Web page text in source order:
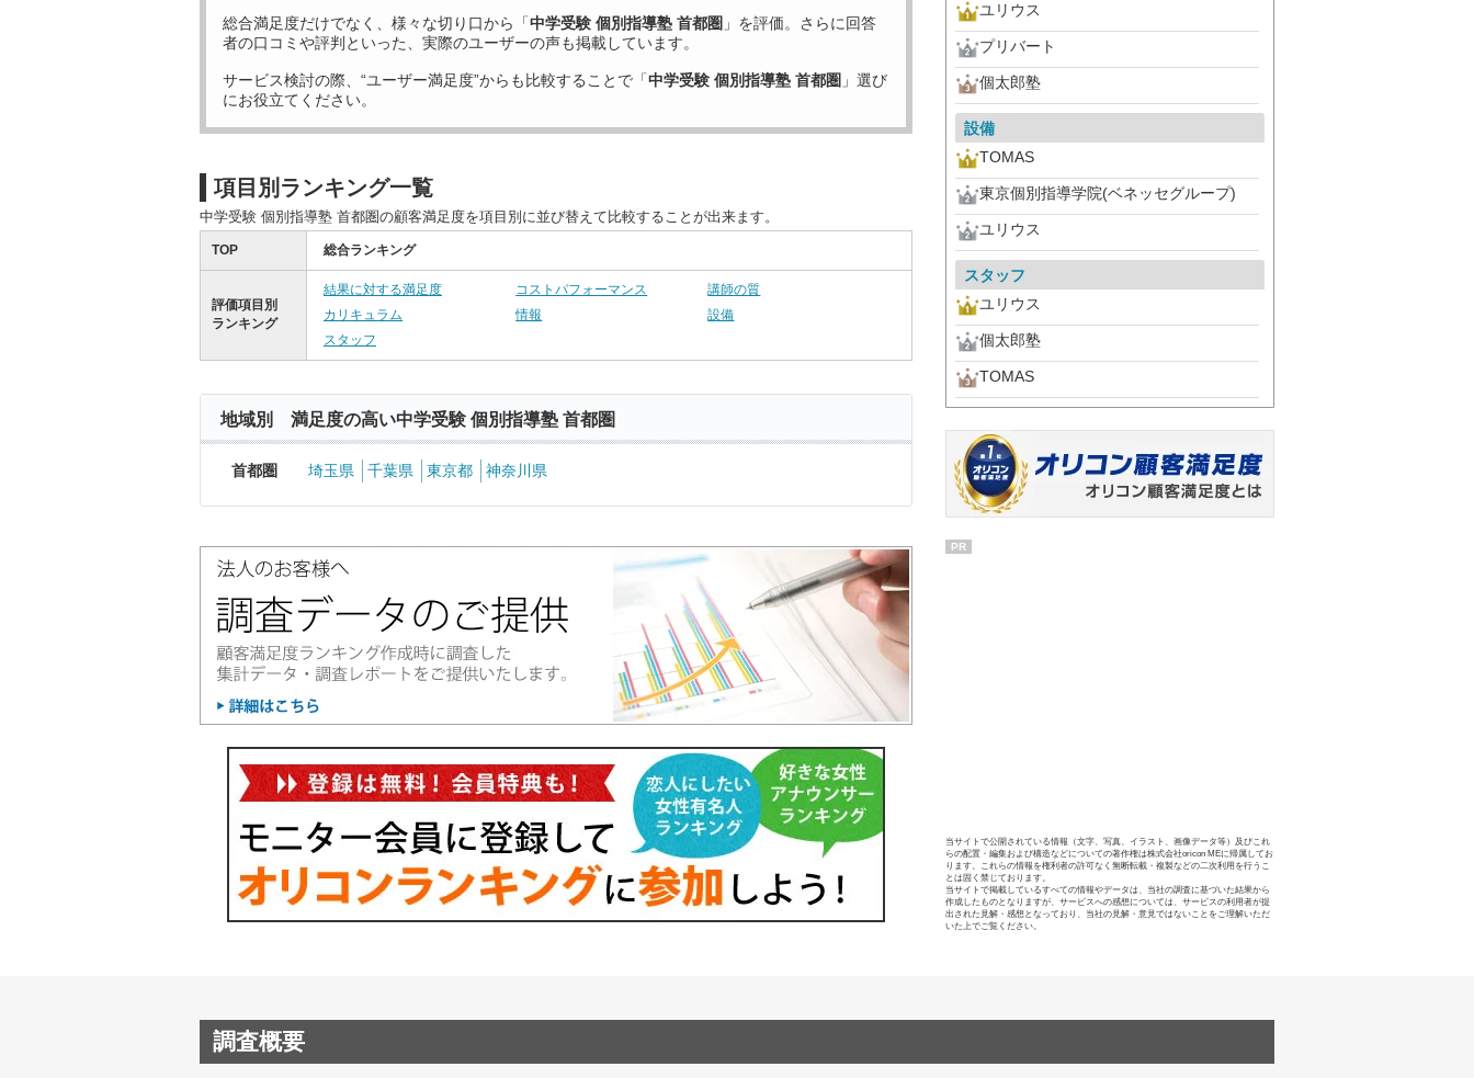
総合満足度だけでなく、様々な切り口から「中学受験 個別指導塾 首都圏 」を評価。さらに回答
者の口コミや評判といった、実際のユーザーの声も掲載しています。
サービス検討の際、“ユーザー満足度”からも比較することで「中学受験 個別指導塾 首都圏 」選び
にお役立てください。
項目別ランキング一覧
中学受験 個別指導塾 首都圏の顧客満足度を項目別に並び替えて比較することが出来ます。
TOP 総合ランキング
評価項目別
ランキング
結果に対する満足度 コストパフォーマンス
講師の質
カリキュラム
情報
設備
スタッフ
地域別 満足度の高い中学受験 個別指導塾 首都圏
首都圏 埼玉県 千葉県 東京都 神奈川県
ユリウス
プリバート
個太郎塾
設備
TOMAS
東京個別指導学院(ベネッセグループ)
ユリウス
スタッフ
ユリウス
個太郎塾
TOMAS
PR
当サイトで公開されている情報（文字、写真、イラスト、画像データ等）及びこれ
らの配置・編集および構造などについての著作権は株式会社oricon MEに帰属してお
ります。これらの情報を権利者の許可なく無断転載・複製などの二次利用を行うこ
とは固く禁じております。
当サイトで掲載しているすべての情報やデータは、当社の調査に基づいた結果から
作成したものとなりますが、サービスへの感想については、サービスの利用者が提
出された見解・感想となっており、当社の見解・意見ではないことをご理解いただ
いた上でご覧ください。
調査概要